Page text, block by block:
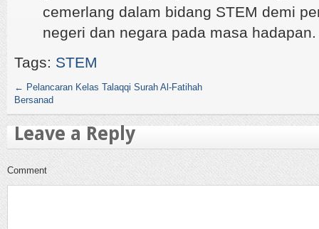
cemerlang dalam bidang STEM demi
negeri dan negara pada masa hadapan.
Tags: STEM
← Pelancaran Kelas Talaqqi Surah Al-Fatihah
Bersanad
Leave a Reply
Comment